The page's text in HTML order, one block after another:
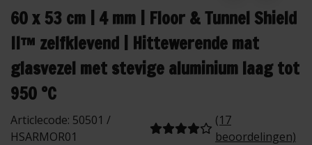
60 x 53 cm | 4 mm | Floor & Tunnel Shield
II™ zelfklevend | Hittewerende mat
glasvezel met stevige aluminium laag tot
950 °C
Articlecode: 50501 /
HSARMOR01
(17
beoordelingen)